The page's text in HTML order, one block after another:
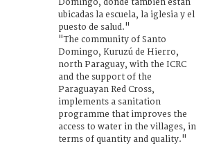
Domingo, donde también están
ubicadas la escuela, la iglesia y el
puesto de salud."
"The community of Santo
Domingo, Kuruzú de Hierro,
north Paraguay, with the ICRC
and the support of the
Paraguayan Red Cross,
implements a sanitation
programme that improves the
access to water in the villages, in
terms of quantity and quality."